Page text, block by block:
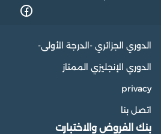
الدوري الجزائري -الدرجة الأولى-
الدوري الإنجليزي الممتاز
privacy
اتصل بنا
بنك الفروض والاختبارت